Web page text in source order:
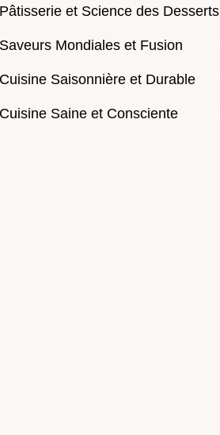
Pâtisserie et Science des Desserts
Saveurs Mondiales et Fusion
Cuisine Saisonnière et Durable
Cuisine Saine et Consciente